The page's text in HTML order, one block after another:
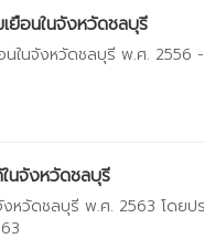
ยือนในจังหวัดชลบุรี
ในจังหวัดชลบุรี พ.ศ.
นจังหวัดชลบุรี
หวัดชลบุรี พ.ศ. 2563 โดย